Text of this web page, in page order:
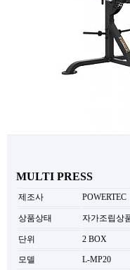
MULTI PRESS
제조사 POWERTEC
상품상태 자가조립상
단위 2 BOX
모델 L-MP20